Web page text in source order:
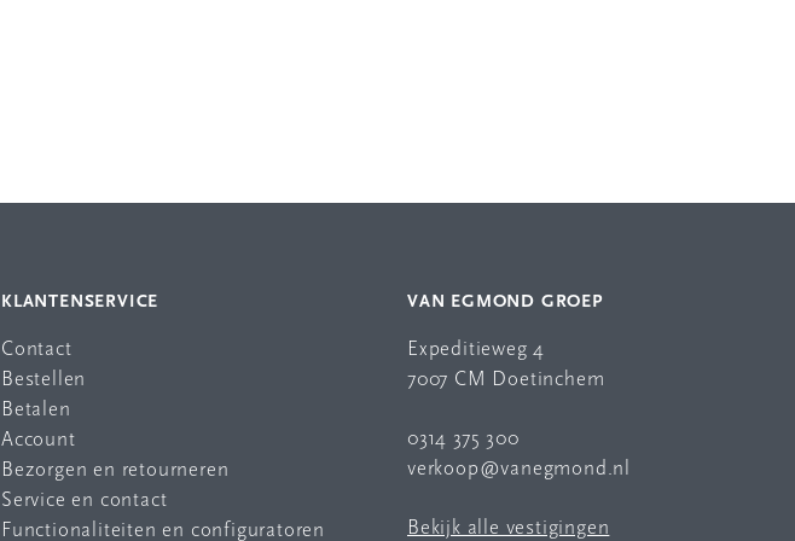
KLANTENSERVICE
Contact
Bestellen
Betalen
Account
Bezorgen en retourneren
Service en contact
Functionaliteiten en configuratoren
VAN EGMOND GROEP
Expeditieweg 4
7007 CM Doetinchem
0314 375 300
verkoop@vanegmond.nl
Bekijk alle vestigingen